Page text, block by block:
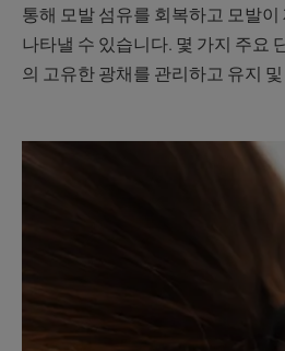
통해 모발 섬유를 회복하고 모발
나타낼 수 있습니다. 몇 가지 주요
의 고유한 광채를 관리하고 유지